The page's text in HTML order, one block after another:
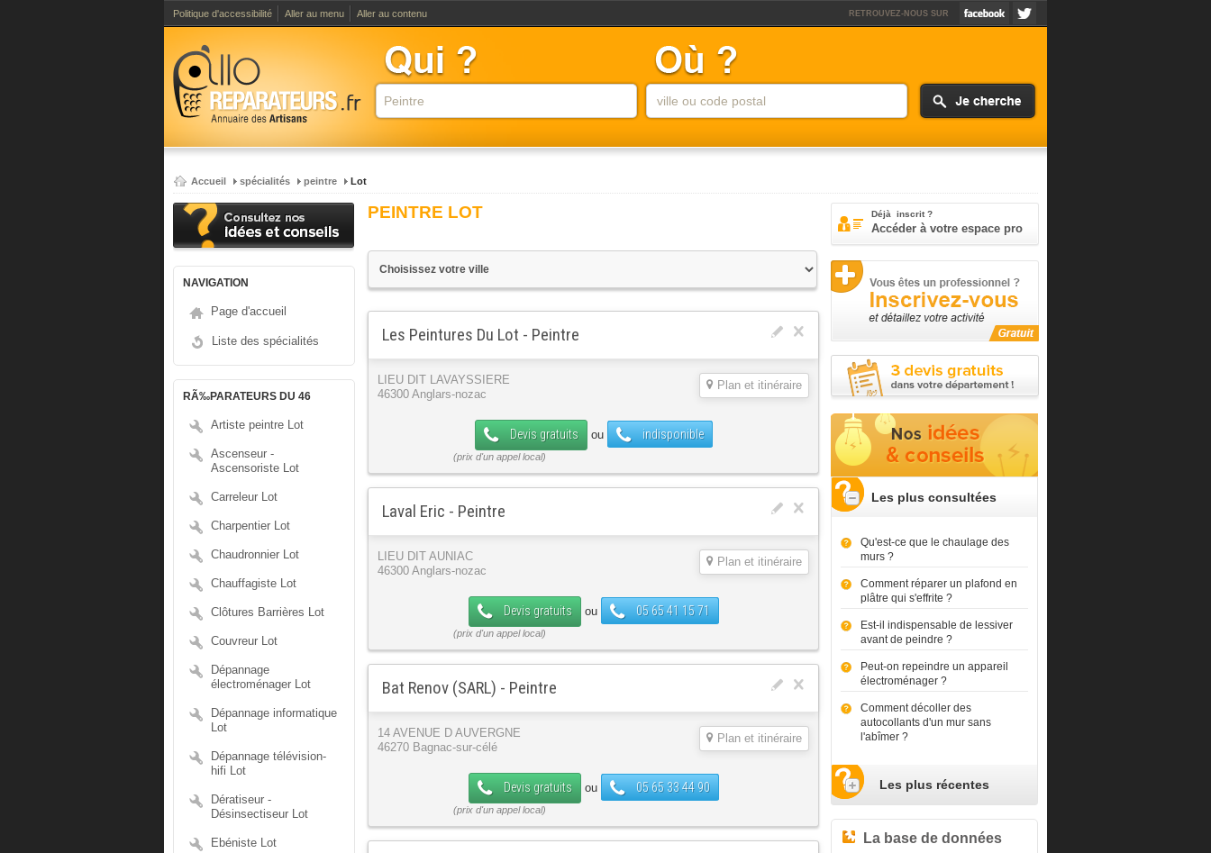
Politique d'accessibilité Aller au menu Aller au contenu RETROUVEZ-NOUS SUR
Accueil spécialités peintre Lot
NAVIGATION
Page d'accueil
Liste des spécialités
RÃ‰PARATEURS DU 46
Artiste peintre Lot
Ascenseur -
Ascensoriste Lot
Carreleur Lot
Charpentier Lot
Chaudronnier Lot
Chauffagiste Lot
Clôtures Barrières Lot
Couvreur Lot
Dépannage
électroménager Lot
Dépannage informatique
Lot
Dépannage télévision-
hifi Lot
Dératiseur -
Désinsectiseur Lot
Ebéniste Lot
PEINTRE LOT
Les Peintures Du Lot - Peintre
Plan et itinéraire
LIEU DIT LAVAYSSIERE
46300 Anglars-nozac
Devis gratuits ou indisponible
Laval Eric - Peintre
Plan et itinéraire
LIEU DIT AUNIAC
46300 Anglars-nozac
Devis gratuits ou 05 65 41 15 71
Bat Renov (SARL) - Peintre
Plan et itinéraire
14 AVENUE D AUVERGNE
46270 Bagnac-sur-célé
Devis gratuits ou 05 65 33 44 90
Déjà inscrit ?
Accéder à votre espace pro
Les plus consultées
Qu'est-ce que le chaulage des
murs ?
Comment réparer un plafond en
plâtre qui s'effrite ?
Est-il indispensable de lessiver
avant de peindre ?
Peut-on repeindre un appareil
électroménager ?
Comment décoller des
autocollants d'un mur sans
l'abîmer ?
Les plus récentes
La base de données